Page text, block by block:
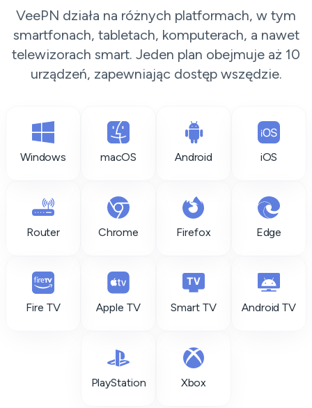
VeePN działa na różnych platformach, w tym
smartfonach, tabletach, komputerach, a nawet
telewizorach smart. Jeden plan obejmuje aż 10
urządzeń, zapewniając dostęp wszędzie.
Windows macOS Android iOS
Router Chrome Firefox Edge
Fire TV Apple TV Smart TV Android TV
PlayStation Xbox